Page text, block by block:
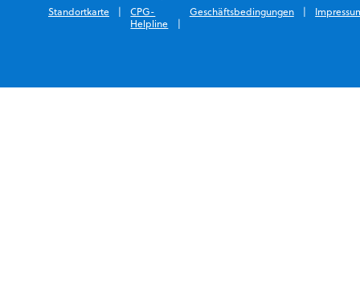
Standortkarte
CPG-
Helpline
Geschäftsbedingungen